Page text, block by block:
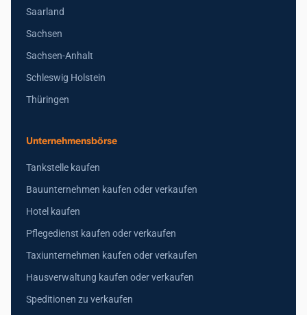
Saarland
Sachsen
Sachsen-Anhalt
Schleswig Holstein
Thüringen
Unternehmensbörse
Tankstelle kaufen
Bauunternehmen kaufen oder verkaufen
Hotel kaufen
Pflegedienst kaufen oder verkaufen
Taxiunternehmen kaufen oder verkaufen
Hausverwaltung kaufen oder verkaufen
Speditionen zu verkaufen